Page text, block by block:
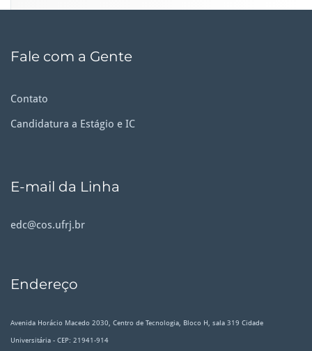
Fale com a Gente
Contato
Candidatura a Estágio e IC
E-mail da Linha
edc@cos.ufrj.br
Endereço
Avenida Horácio Macedo 2030, Centro de Tecnologia, Bloco H, sala 319 Cidade
Universitária - CEP: 21941-914